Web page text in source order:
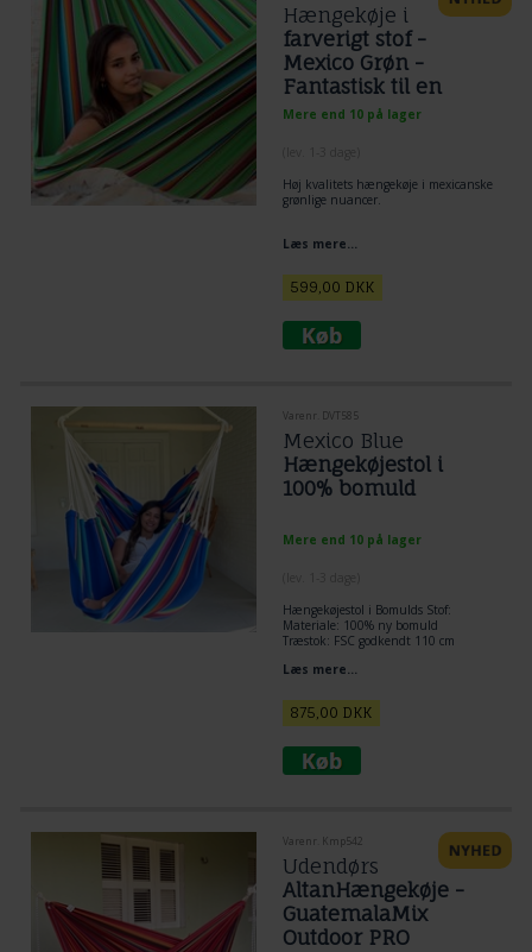
Hængekøje i
farverigt stof -
Mexico Grøn -
Fantastisk til en
person
Mere end 10 på lager
Høj kvalitets hængekøje i mexicanske
grønlige nuancer.
Læs mere...
599,00 DKK
Varenr. DVT585
Mexico Blue
Hængekøjestol i
100% bomuld
Mere end 10 på lager
Hængekøjestol i Bomulds Stof:
Materiale: 100% ny bomuld
Træstok: FSC godkendt 110 cm
Bæreevne 250 kg.
måden du sidder i en hængestol.
100% lækkert ny bomuld.
Læs mere...
875,00 DKK
Varenr. Kmp542
Udendørs
AltanHængekøje -
GuatemalaMix
Outdoor PRO